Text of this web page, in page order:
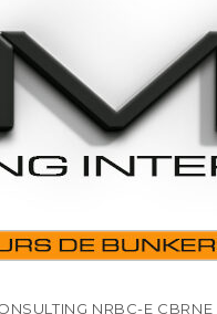
NRBC-E CBRNE